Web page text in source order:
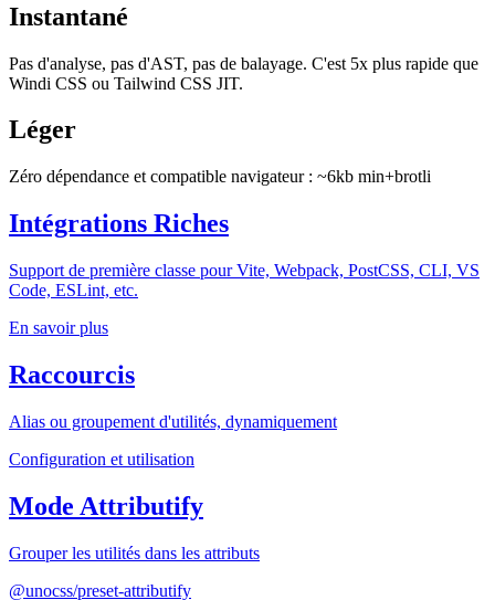
Instantané
Pas d'analyse, pas d'AST, pas de balayage. C'est 5x plus rapide que
Windi CSS ou Tailwind CSS JIT.
Léger
Zéro dépendance et compatible navigateur : ~6kb min+brotli
Intégrations Riches
Support de première classe pour Vite, Webpack, PostCSS, CLI, VS
Code, ESLint, etc.
En savoir plus
Raccourcis
Alias ou groupement d'utilités, dynamiquement
Configuration et utilisation
Mode Attributify
Grouper les utilités dans les attributs
@unocss/preset-attributify